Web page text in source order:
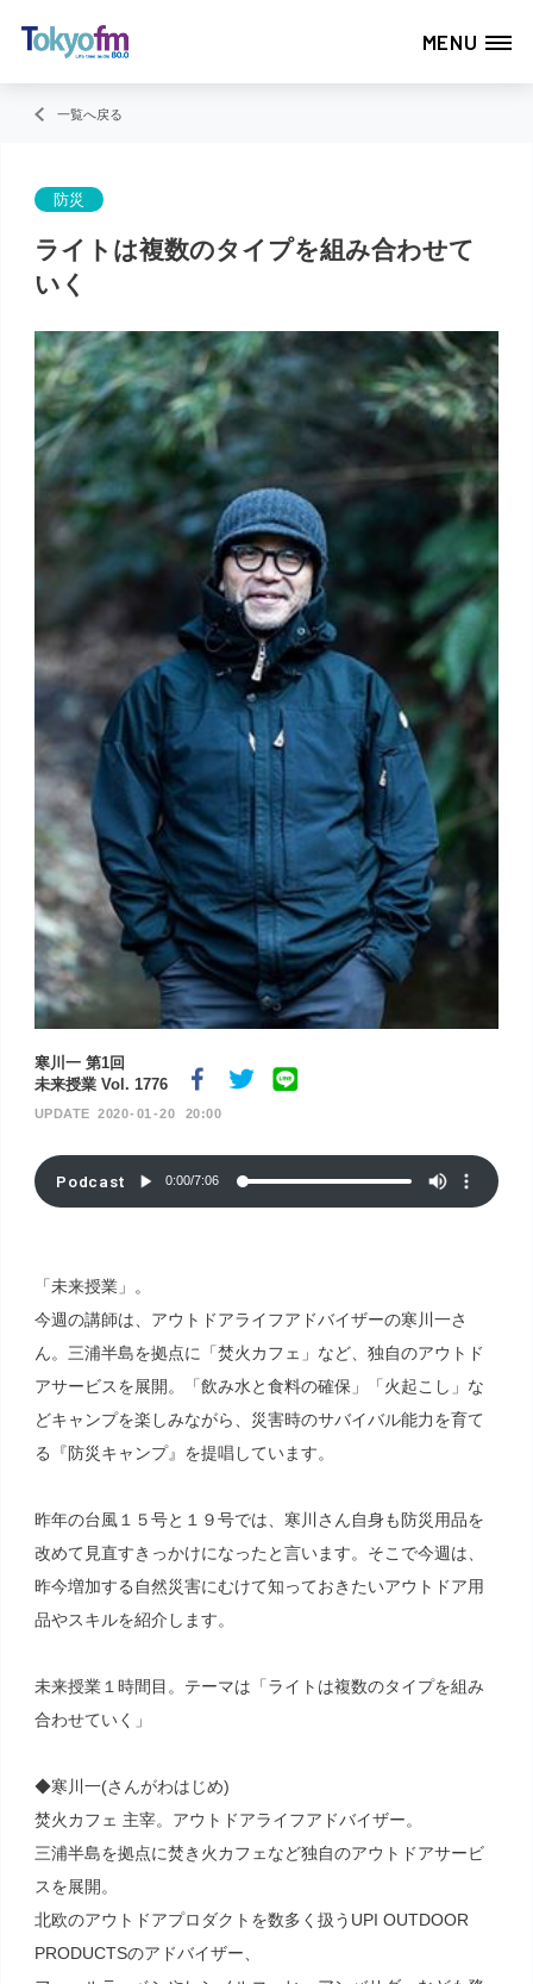
MENU
一覧へ戻る
防災
ライトは複数のタイプを組み合わせて
いく
寒川一 第1回
未来授業 Vol. 1776
2020 01 20 20:00
Podcast 0:00/7:06
「未来授業」。
今週の講師は、アウトドアライフアドバイザーの寒川一さ
ん。三浦半島を拠点に「焚火カフェ」など、独自のアウトド
アサービスを展開。「飲み水と食料の確保」「火起こし」な
どキャンプを楽しみながら、災害時のサバイバル能力を育て
る『防災キャンプ』を提唱しています。
昨年の台風１５号と１９号では、寒川さん自身も防災用品を
改めて見直すきっかけになったと言います。そこで今週は、
昨今増加する自然災害にむけて知っておきたいアウトドア用
品やスキルを紹介します。
未来授業１時間目。テーマは「ライトは複数のタイプを組み
合わせていく」
◆寒川一(さんがわはじめ)
焚火カフェ 主宰。アウトドアライフアドバイザー。
三浦半島を拠点に焚き火カフェなど独自のアウトドアサービ
スを展開。
北欧のアウトドアプロダクトを数多く扱うUPI OUTDOOR
PRODUCTSのアドバイザー、